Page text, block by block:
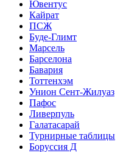
Ювентус
Кайрат
ПСЖ
Буде-Глимт
Марсель
Барселона
Бавария
Тоттенхэм
Унион Сент-Жилуаз
Пафос
Ливерпуль
Галатасарай
Турнирные таблицы
Боруссия Д